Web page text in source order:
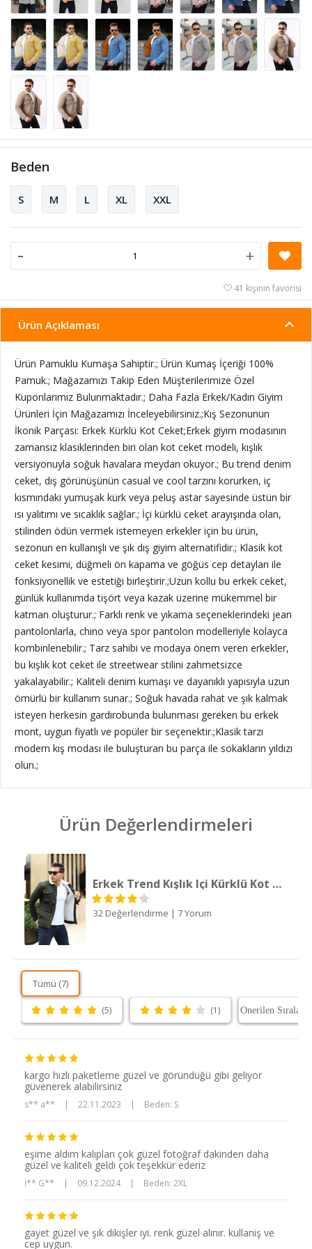
Beden
S M L XL XXL
- +
41 kişinin favorisi
Ürün Açıklaması
Ürün Pamuklu Kumaşa Sahiptir.; Ürün Kumaş İçeriği 100%
Pamuk.; Mağazamızı Takip Eden Müşterilerimize Özel
Kuponlarımız Bulunmaktadır.; Daha Fazla Erkek/Kadın Giyim
Ürünleri İçin Mağazamızı İnceleyebilirsiniz.;Kış Sezonunun
İkonik Parçası: Erkek Kürklü Kot Ceket;Erkek giyim modasının
zamansız klasiklerinden biri olan kot ceket modeli, kışlık
versiyonuyla soğuk havalara meydan okuyor.; Bu trend denim
ceket, dış görünüşünün casual ve cool tarzını korurken, iç
kısmındaki yumuşak kürk veya peluş astar sayesinde üstün bir
ısı yalıtımı ve sıcaklık sağlar.; İçi kürklü ceket arayışında olan,
stilinden ödün vermek istemeyen erkekler için bu ürün,
sezonun en kullanışlı ve şık dış giyim alternatifidir.; Klasik kot
ceket kesimi, düğmeli ön kapama ve göğüs cep detayları ile
fonksiyonellik ve estetiği birleştirir.;Uzun kollu bu erkek ceket,
günlük kullanımda tişört veya kazak üzerine mükemmel bir
katman oluşturur.; Farklı renk ve yıkama seçeneklerindeki jean
pantolonlarla, chino veya spor pantolon modelleriyle kolayca
kombinlenebilir.; Tarz sahibi ve modaya önem veren erkekler,
bu kışlık kot ceket ile streetwear stilini zahmetsizce
yakalayabilir.; Kaliteli denim kumaşı ve dayanıklı yapısıyla uzun
ömürlü bir kullanım sunar.; Soğuk havada rahat ve şık kalmak
isteyen herkesin gardırobunda bulunması gereken bu erkek
mont, uygun fiyatlı ve popüler bir seçenektir.;Klasik tarzı
modern kış modası ile buluşturan bu parça ile sokakların yıldızı
olun.;
Ürün Değerlendirmeleri
Erkek Trend Kışlık Içi Kürklü Kot Ceket Beyaz Haki
32 Değerlendirme | 7 Yorum
Tümü (7)
(5) (1)
kargo hızlı paketleme güzel ve göründüğü gibi geliyor
güvenerek alabilirsiniz
s** a** | 22.11.2023 | Beden: S
eşime aldım kalıpları çok güzel fotoğraf dakinden daha
güzel ve kaliteli geldi çok teşekkür ederiz
İ** G** | 09.12.2024 | Beden: 2XL
gayet güzel ve şık dikişler iyi. renk güzel alınır. kullaniş ve
cep uygun.